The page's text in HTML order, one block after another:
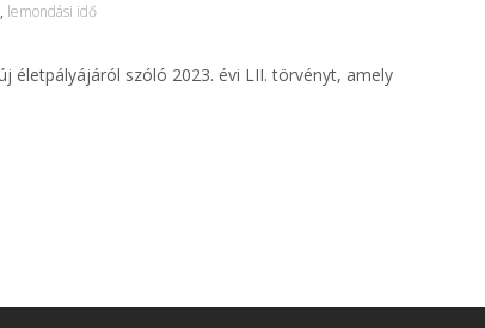
, lemondási idő
életpályájáról szóló 2023. évi LII. törvényt, amely